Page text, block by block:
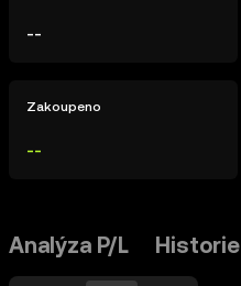
--
Zakoupeno
--
Analýza P/L Historie